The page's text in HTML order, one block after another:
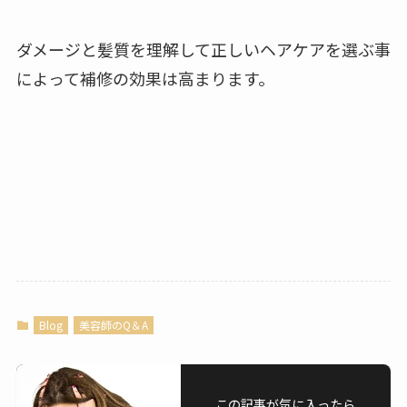
ダメージと髪質を理解して正しいヘアケアを選ぶ事
によって補修の効果は高まります。
Blog 美容師のQ＆A